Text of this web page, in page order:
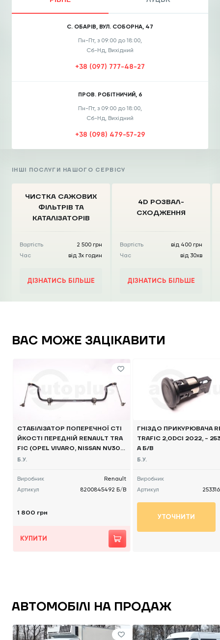
С. ОБАРІВ, ВУЛ. СОБОРНА, 47
Пн-Пт, з 09:00 до 18:00,
Сб-Нд, Вихідний
+38 (097) 777-48-27
ПРОВ. РОБІТНИЧИЙ, 6
Пн-Пт, з 09:00 до 18:00,
Сб-Нд, Вихідний
+38 (098) 479-57-29
ІНШІ ПОСЛУГИ НАШОГО СЕРВІСУ
ЧИСТКА CАЖОВИХ
ФІЛЬТРІВ ТА
КАТАЛІЗАТОРІВ
Вартість
2 500 грн
Час
від 3х годин
ДІЗНАТИСЬ БІЛЬШЕ
4D РОЗВАЛ-
СХОДЖЕННЯ
Вартість
від 400 грн
Час
від 30хв
ДІЗНАТИСЬ БІЛЬШЕ
ВАС МОЖЕ ЗАЦІКАВИТИ
СТАБІЛІЗАТОР ПОПЕРЕЧНОЇ СТІ
ЙКОСТІ ПЕРЕДНІЙ RENAULT TRA
FIC (OPEL VIVARO, NISSAN NV30
0) 2014 -, 8200845492 Б/В
Б.У.
Виробник
Renault
Артикул
8200845492 Б/В
1 800 грн
КУПИТИ
ГНІЗДО ПРИКУРЮВАЧА
TRAFIC 2,0DCI 2022, -
A Б/В
Б.У.
Виробник
Артикул
УТОЧНИТИ
АВТОМОБІЛІ НА ПРОДАЖ